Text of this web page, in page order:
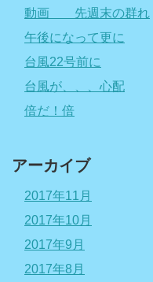
動画 先週末の群れ
午後になって更に
台風22号前に
台風が、、、心配
倍だ！倍
アーカイブ
2017年11月
2017年10月
2017年9月
2017年8月